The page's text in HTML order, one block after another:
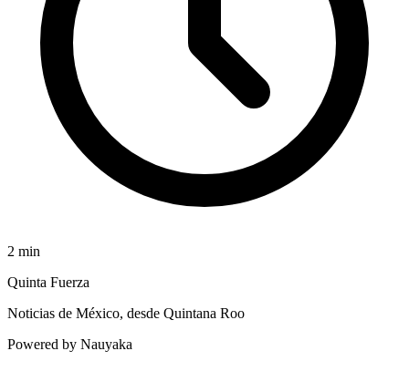
2 min
Quinta Fuerza
Noticias de México, desde Quintana Roo
Powered by Nauyaka